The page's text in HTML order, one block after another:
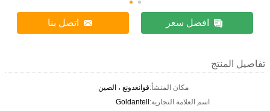
افضل سعر اتصل بنا
تفاصيل المنتج
مكان المنشأ:قوانغدونغ ، الصين
اسم العلامة التجارية:Goldantell